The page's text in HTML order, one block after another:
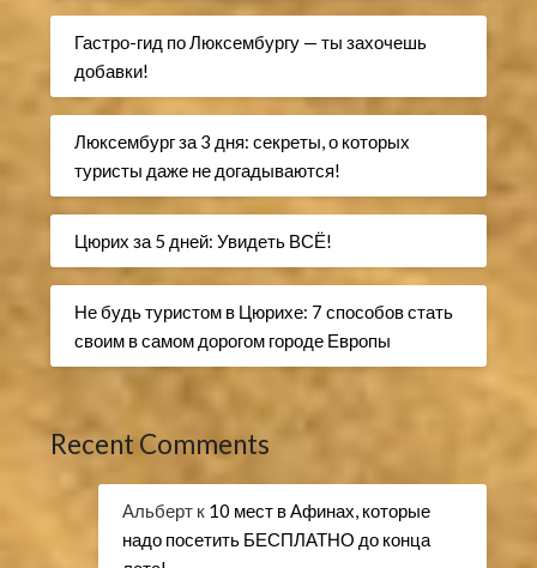
Гастро-гид по Люксембургу — ты захочешь
добавки!
Люксембург за 3 дня: секреты, о которых
туристы даже не догадываются!
Цюрих за 5 дней: Увидеть ВСЁ!
Не будь туристом в Цюрихе: 7 способов стать
своим в самом дорогом городе Европы
Recent Comments
Альберт к 10 мест в Афинах, которые
надо посетить БЕСПЛАТНО до конца